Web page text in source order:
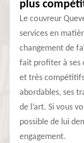
plus
Le couvreur
services en
changement de
fait profiter à ses
et très
abordables, ses
de l’art. Si vous
possible de lui
engagement.